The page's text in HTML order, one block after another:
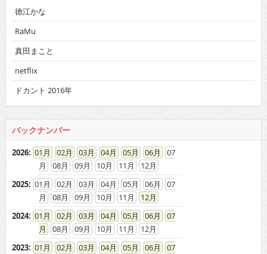
徳江かな
RaMu
真田まこと
netflix
ドカント 2016年
バックナンバー
2026: 01 02 03 04 05 06
07
08
09 10 11
12
2025: 01 02 03 04 05 06
07
08
09 10 11
12
2024: 01 02 03 04 05 06
07
08
09 10 11
12
2023: 01 02 03 04 05 06
07